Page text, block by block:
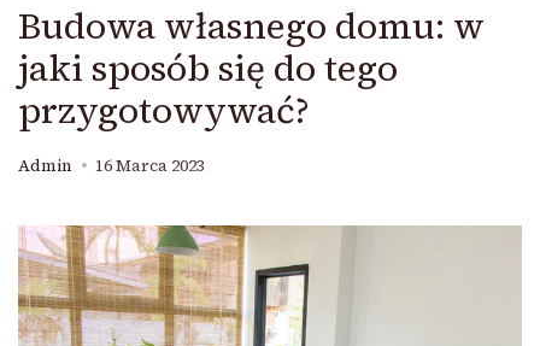
Budowa własnego domu: w
jaki sposób się do tego
przygotowywać?
Admin 16 Marca 2023